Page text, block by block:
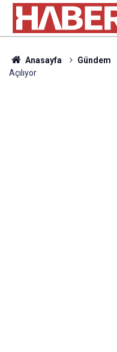
Anasayfa Gündem
Açılıyor